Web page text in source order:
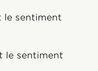
le sentiment
le sentiment